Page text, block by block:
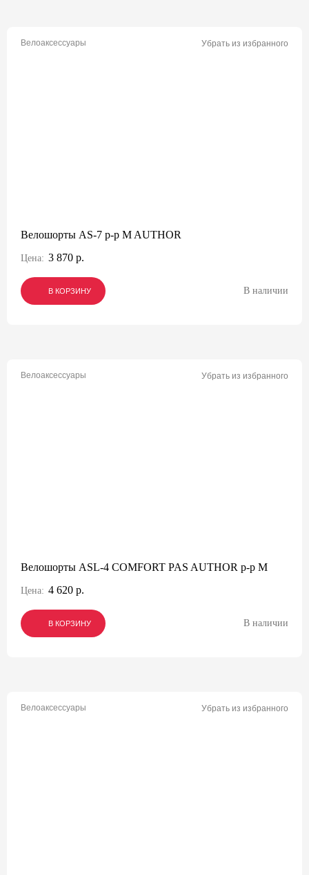
Велоаксессуары Убрать из избранного
Велошорты AS-7 р-р M AUTHOR
Цена: 3 870 р.
В КОРЗИНУ
В КОРЗИНУ
В КОРЗИНУ В наличии
Велоаксессуары Убрать из избранного
Велошорты ASL-4 COMFORT PAS AUTHOR р-р M
Цена: 4 620 р.
В КОРЗИНУ
В КОРЗИНУ
В КОРЗИНУ В наличии
Велоаксессуары Убрать из избранного